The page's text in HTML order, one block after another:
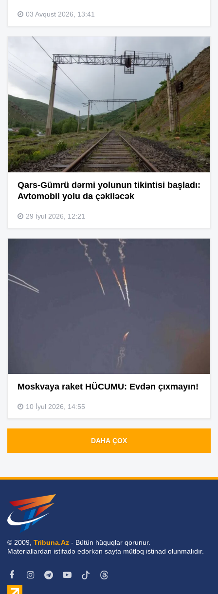
03 Avqust 2026, 13:41
Qars-Gümrü dərmi yolunun tikintisi başladı:
Avtomobil yolu da çəkiləcək
29 İyul 2026, 12:21
Moskvaya raket HÜCUMU: Evdən çıxmayın!
10 İyul 2026, 14:55
DAHA ÇOX
© 2009, Tribuna.Az - Bütün hüquqlar qorunur.
Materiallardan istifadə edərkən sayta mütləq istinad olunmalıdır.